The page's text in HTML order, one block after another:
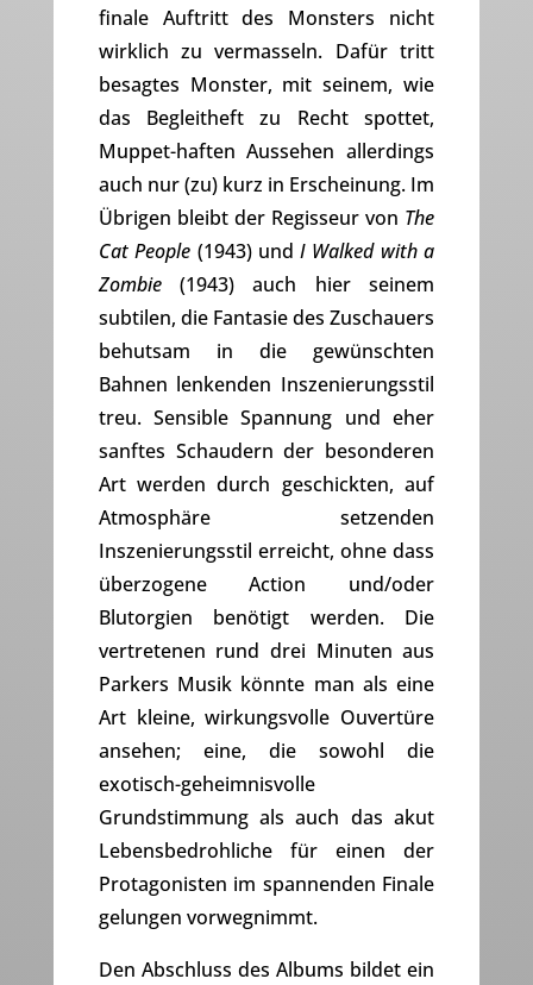
finale Auftritt des Monsters nicht
wirklich zu vermasseln. Dafür tritt
besagtes Monster, mit seinem, wie
das Begleitheft zu Recht spottet,
Muppet-haften Aussehen allerdings
auch nur (zu) kurz in Erscheinung. Im
Übrigen bleibt der Regisseur von The
Cat People (1943) undI Walked with a
Zombie(1943) auch hier seinem
subtilen, die Fantasie des Zuschauers
behutsam in die gewünschten
Bahnen lenkenden Inszenierungsstil
treu. Sensible Spannung und eher
sanftes Schaudern der besonderen
Art werden durch geschickten, auf
Atmosphäre setzenden
Inszenierungsstil erreicht, ohne dass
überzogene Action und/oder
Blutorgien benötigt werden. Die
vertretenen rund drei Minuten aus
Parkers Musik könnte man als eine
Art kleine, wirkungsvolle Ouvertüre
ansehen; eine, die sowohl die
exotisch-geheimnisvolle
Grundstimmung als auch das akut
Lebensbedrohliche für einen der
Protagonisten im spannenden Finale
gelungen vorwegnimmt.
Den Abschluss des Albums bildet ein